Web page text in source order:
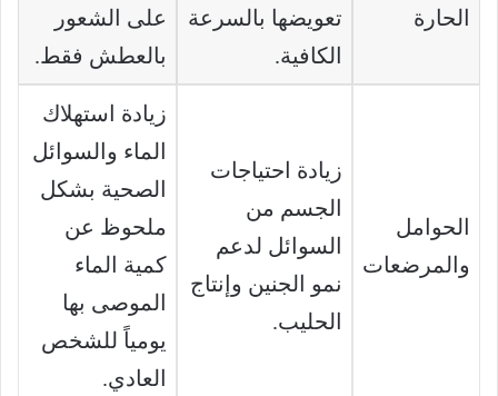
الحارة
تعويضها بالسرعة
الكافية.
على الشعور
بالعطش فقط.
الحوامل
والمرضعات
زيادة احتياجات
الجسم من
السوائل لدعم
نمو الجنين وإنتاج
الحليب.
زيادة استهلاك
الماء والسوائل
الصحية بشكل
ملحوظ عن
كمية الماء
الموصى بها
يومياً للشخص
العادي.